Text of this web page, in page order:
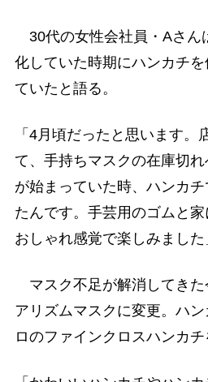
30代の女性会社員・Aさん
化していた時期にハンカチ
ていたと語る。
「4月頃だったと思います。
て、手持ちマスクの在庫切
が始まっていた時、ハンカ
たんです。手芸用のゴムと家
おしゃれ感覚で楽しみました
マスク不足が解消してきた
アリズムマスクに変更。ハ
ロのファインクロスハンカチ